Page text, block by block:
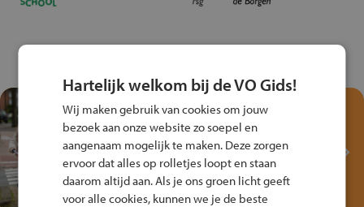
Test je kennis met het
Fiets Veilig
Verkeersspel!
Speel het Fiets Veilig Verkeersspel
en win een Cortina-fiets!
Hartelijk welkom bij de VO Gids!
Wij maken gebruik van cookies om jouw
bezoek aan onze website zo soepel en
aangenaam mogelijk te maken. Deze zorgen
ervoor dat alles op rolletjes loopt en staan
daarom altijd aan. Als je ons groen licht geeft
voor alle cookies, kunnen we je de beste